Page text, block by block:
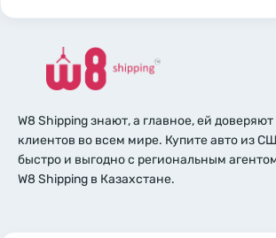
W8 Shipping знают, а главное, ей
клиентов во всем мире. Купите авто из
быстро и выгодно с региональным
W8 Shipping в Казахстане.